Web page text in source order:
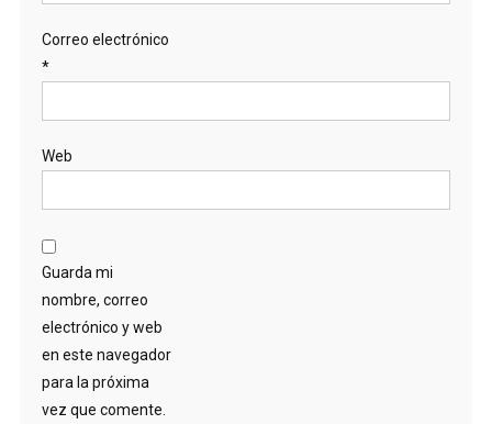
Correo electrónico
*
Web
Guarda mi
nombre, correo
electrónico y web
en este navegador
para la próxima
vez que comente.